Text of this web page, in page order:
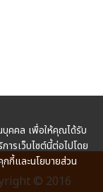
© 2016
บุคคล เพื่อให้คุณได้รับ
ารเว็บไซต์นี้ต่อไปโดย
กี้และนโยบายส่วน